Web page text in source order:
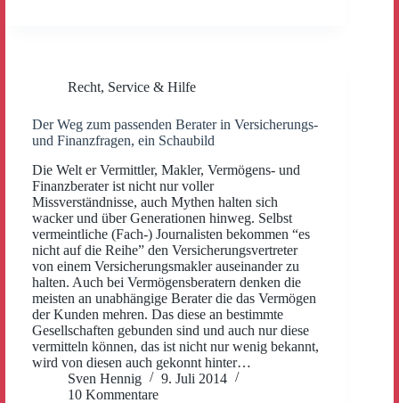
Recht, Service & Hilfe
Der Weg zum passenden Berater in Versicherungs-
und Finanzfragen, ein Schaubild
Die Welt er Vermittler, Makler, Vermögens- und
Finanzberater ist nicht nur voller
Missverständnisse, auch Mythen halten sich
wacker und über Generationen hinweg. Selbst
vermeintliche (Fach-) Journalisten bekommen “es
nicht auf die Reihe” den Versicherungsvertreter
von einem Versicherungsmakler auseinander zu
halten. Auch bei Vermögensberatern denken die
meisten an unabhängige Berater die das Vermögen
der Kunden mehren. Das diese an bestimmte
Gesellschaften gebunden sind und auch nur diese
vermitteln können, das ist nicht nur wenig bekannt,
wird von diesen auch gekonnt hinter…
Sven Hennig
9. Juli 2014
10 Kommentare